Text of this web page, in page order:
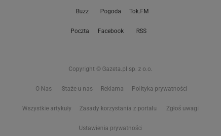
Buzz Pogoda Tok.FM
Poczta Facebook RSS
Copyright © Gazeta.pl sp. z o.o.
O Nas Staże u nas Reklama Polityka prywatności
Wszystkie artykuły Zasady korzystania z portalu Zgłoś uwagi
Ustawienia prywatności